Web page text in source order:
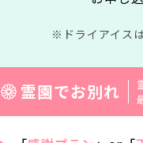
ドライアイス
霊園でお別れ